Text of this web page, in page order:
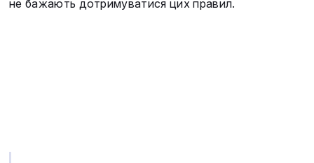
не бажають дотримуватися цих правил.